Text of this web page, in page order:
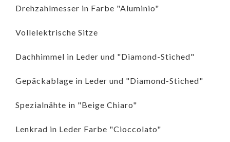
Drehzahlmesser in Farbe "Aluminio"
Vollelektrische Sitze
Dachhimmel in Leder und "Diamond-Stiched"
Gepäckablage in Leder und "Diamond-Stiched"
Spezialnähte in "Beige Chiaro"
Lenkrad in Leder Farbe "Cioccolato"